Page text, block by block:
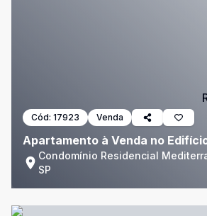
Cód: 17923 Venda
Apartamento à Venda no
Condomínio Residencial
SP